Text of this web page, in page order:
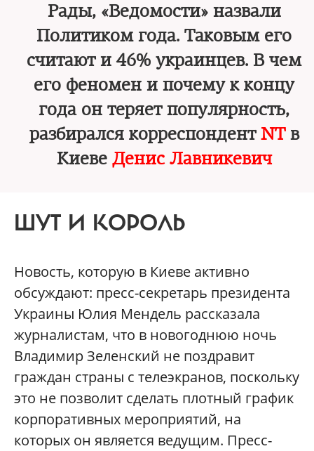
Рады, «Ведомости» назвали
Политиком года. Таковым его
считают и 46% украинцев. В чем
его феномен и почему к концу
года он теряет популярность,
разбирался корреспондент NTв
Киеве Денис Лавникевич
ШУТ И КОРОЛЬ
Новость, которую в Киеве активно
обсуждают: пресс-секретарь президента
Украины Юлия Мендель рассказала
журналистам, что в новогоднюю ночь
Владимир Зеленский не поздравит
граждан страны с телеэкранов, поскольку
это не позволит сделать плотный график
корпоративных мероприятий, на
которых он является ведущим. Пресс-